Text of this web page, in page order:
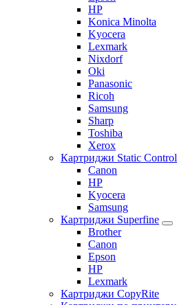
HP
Konica Minolta
Kyocera
Lexmark
Nixdorf
Oki
Panasonic
Ricoh
Samsung
Sharp
Toshiba
Xerox
Картриджи Static Control
Canon
HP
Kyocera
Samsung
Картриджи Superfine
Brother
Canon
Epson
HP
Lexmark
Картриджи CopyRite